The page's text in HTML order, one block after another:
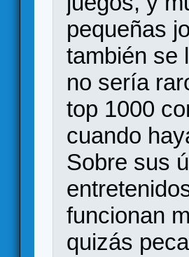
pequeñas
también se
no sería
top 1000
cuando
Sobre sus
funcionan
quizás